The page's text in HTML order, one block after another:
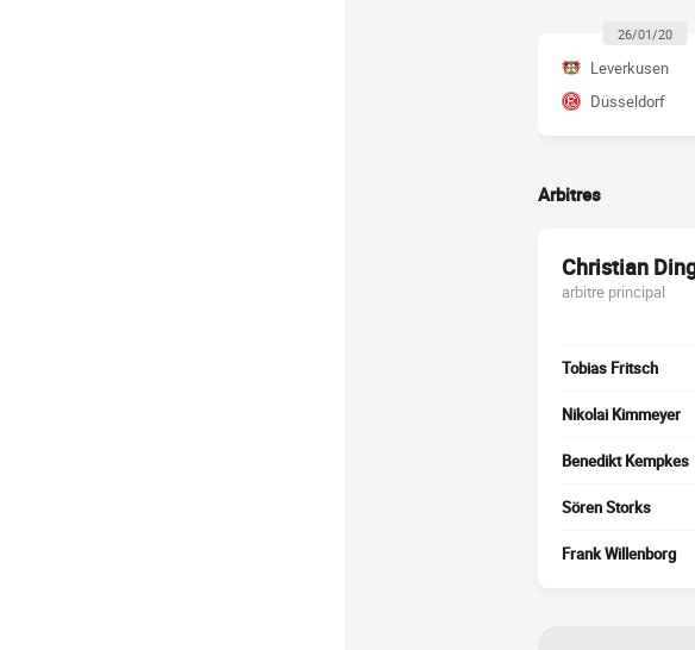
26/01/20
Leverkusen
Düsseldorf
Arbitres
Christian
arbitre principal
Tobias Fritsch
Nikolai Kimmeyer
Benedikt Kempkes
Sören Storks
Frank Willenborg